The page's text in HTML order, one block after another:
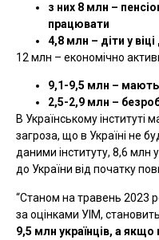
з них 8 млн –
працювати
4,8 млн – діти у
12 млн – економічно
9,1-9,5 млн – мають
2,5-2,9 млн –
В Українському інституті
загроза, що в Україні не
даними інституту, 8,6 млн
до України від початку
“Станом на травень 2023
за оцінками УIМ,
9,5 млн українців, а